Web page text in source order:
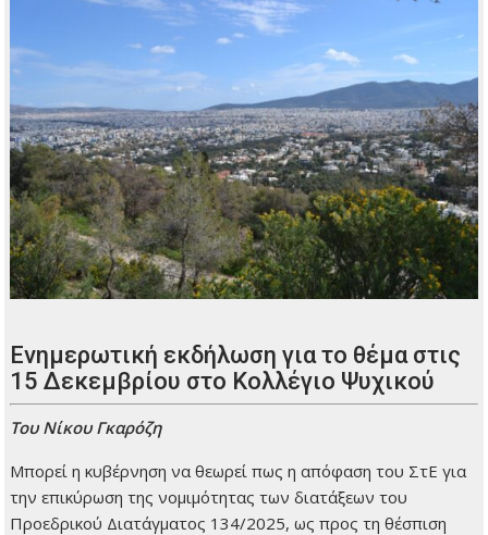
Ενημερωτική εκδήλωση για το θέμα στις
15 Δεκεμβρίου στο Κολλέγιο Ψυχικού
Του Νίκου Γκαρόζη
Μπορεί η κυβέρνηση να θεωρεί πως η απόφαση του ΣτΕ για
την επικύρωση της νομιμότητας των διατάξεων του
Προεδρικού Διατάγματος 134/2025, ως προς τη θέσπιση